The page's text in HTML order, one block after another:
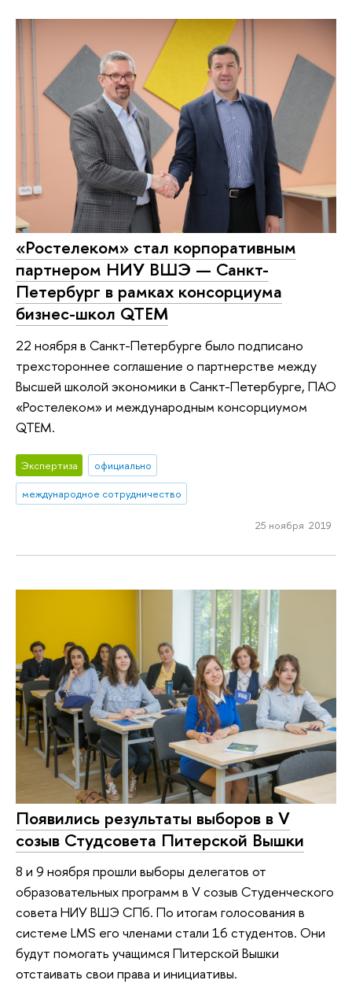
«Ростелеком» стал корпоративным
партнером НИУ ВШЭ — Санкт-
Петербург в рамках консорциума
бизнес-школ QTEM
22 ноября в Санкт-Петербурге было подписано
трехстороннее соглашение о партнерстве между
Высшей школой экономики в Санкт-Петербурге, ПАО
«Ростелеком» и международным консорциумом
QTEM.
Экспертиза
официально
международное сотрудничество
25 ноября 2019
Появились результаты выборов в V
созыв Студсовета Питерской Вышки
8 и 9 ноября прошли выборы делегатов от
образовательных программ в V созыв Студенческого
совета НИУ ВШЭ СПб. По итогам голосования в
системе LMS его членами стали 16 студентов. Они
будут помогать учащимся Питерской Вышки
отстаивать свои права и инициативы.